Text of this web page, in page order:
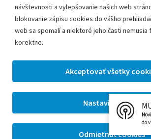
návštevnosti a vylepšovanie našich web
blokovanie zápisu cookies do vášho
web sa spomalí a niektoré jeho časti nemusia
korektne.
Primátorka:primatorka@leopoldov.sk
Webmaster:webmaster@leopoldov.sk
Tvorba web stránok aredakčný systém
spol. s r.o.
do